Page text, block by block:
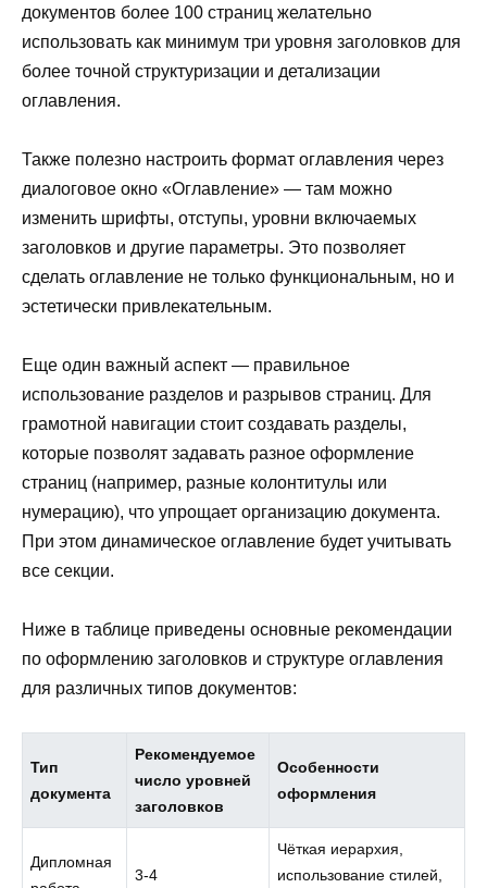
документов более 100 страниц желательно
использовать как минимум три уровня заголовков для
более точной структуризации и детализации
оглавления.
Также полезно настроить формат оглавления через
диалоговое окно «Оглавление» — там можно
изменить шрифты, отступы, уровни включаемых
заголовков и другие параметры. Это позволяет
сделать оглавление не только функциональным, но и
эстетически привлекательным.
Еще один важный аспект — правильное
использование разделов и разрывов страниц. Для
грамотной навигации стоит создавать разделы,
которые позволят задавать разное оформление
страниц (например, разные колонтитулы или
нумерацию), что упрощает организацию документа.
При этом динамическое оглавление будет учитывать
все секции.
Ниже в таблице приведены основные рекомендации
по оформлению заголовков и структуре оглавления
для различных типов документов:
Тип
документа
Рекомендуемое
число уровней
заголовков
Особенности
оформления
Дипломная
3-4
Чёткая иерархия,
использование стилей,